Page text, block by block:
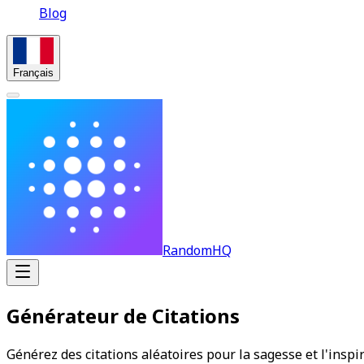
Blog
Français
RandomHQ
Générateur de Citations
Générez des citations aléatoires pour la sagesse et